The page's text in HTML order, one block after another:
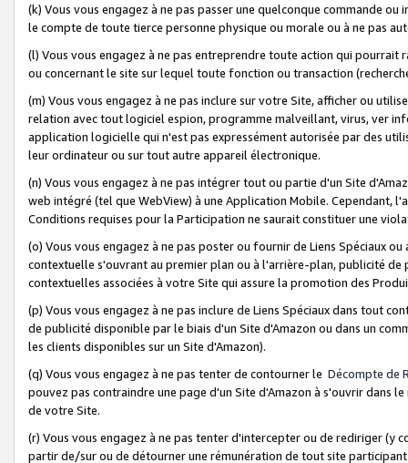
(k) Vous vous engagez à ne pas passer une quelconque commande
le compte de toute tierce personne physique ou morale ou à ne pas
(l) Vous vous engagez à ne pas entreprendre toute action qui
ou concernant le site sur lequel toute fonction ou transaction
(m) Vous vous engagez à ne pas inclure sur votre Site, afficher ou
relation avec tout logiciel espion, programme malveillant, virus, ver
application logicielle qui n'est pas expressément autorisée par des
leur ordinateur ou sur tout autre appareil électronique.
(n) Vous vous engagez à ne pas intégrer tout ou partie d'un Site
web intégré (tel que WebView) à une Application Mobile. Cependant,
Conditions requises pour la Participation ne saurait constituer une
(o) Vous vous engagez à ne pas poster ou fournir de Liens Spéciaux
contextuelle s'ouvrant au premier plan ou à l'arrière-plan, publicité
contextuelles associées à votre Site qui assure la promotion des
(p) Vous vous engagez à ne pas inclure de Liens Spéciaux dans tout
de publicité disponible par le biais d'un Site d'Amazon ou dans un
les clients disponibles sur un Site d'Amazon).
(q) Vous vous engagez à ne pas tenter de contourner le Décompte de
pouvez pas contraindre une page d'un Site d'Amazon à s'ouvrir dans
de votre Site.
(r) Vous vous engagez à ne pas tenter d'intercepter ou de rediriger
partir de/sur ou de détourner une rémunération de tout site